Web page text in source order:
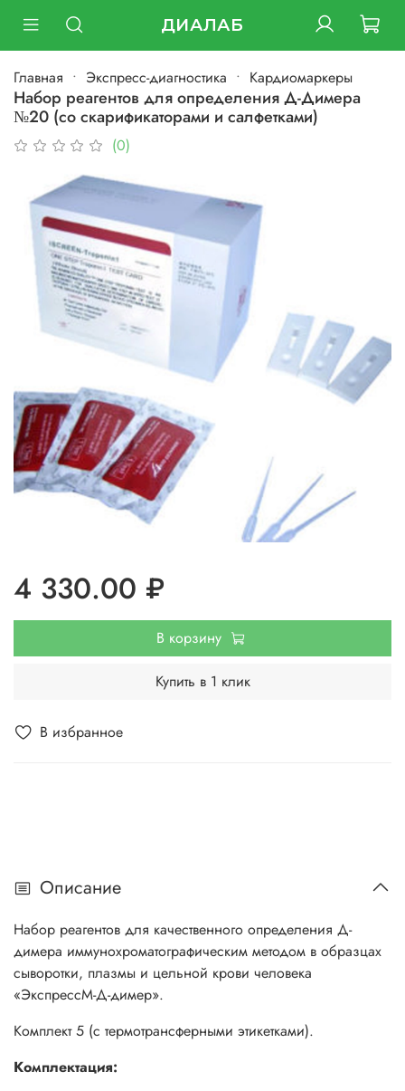
ДИАЛАБ
Главная Экспресс-диагностика Кардиомаркеры
Набор реагентов для определения Д-Димера
№20 (со скарификаторами и салфетками)
(0)
В избранное
4 330.00 ₽
В корзину
Купить в 1 клик
Описание
Набор реагентов для качественного определения Д-
димера иммунохроматографическим методом в образцах
сыворотки, плазмы и цельной крови человека
«ЭкспрессМ-Д-димер».
Комплект 5 (с термотрансферными этикетками).
Комплектация: